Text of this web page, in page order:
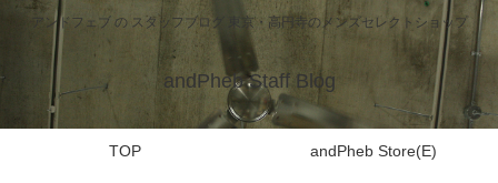
アンドフェブ の スタッフブログ 東京・高円寺のメンズセレクトショップ
andPheb Staff Blog
TOP andPheb Store(E)